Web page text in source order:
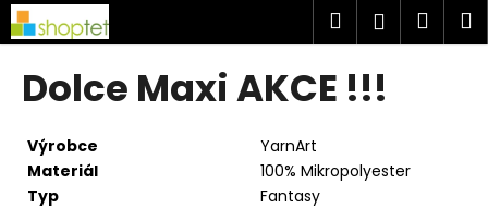
Přejít
na
obsah
Hledat
Dolce Maxi AKCE !!!
Výrobce
YarnArt
Materiál
100% Mikropolyester
Typ
Fantasy
K
o
o
p